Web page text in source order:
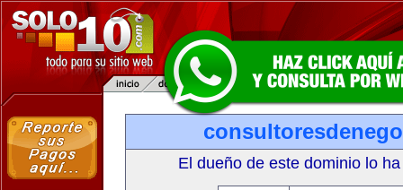
El dueño de este dominio lo